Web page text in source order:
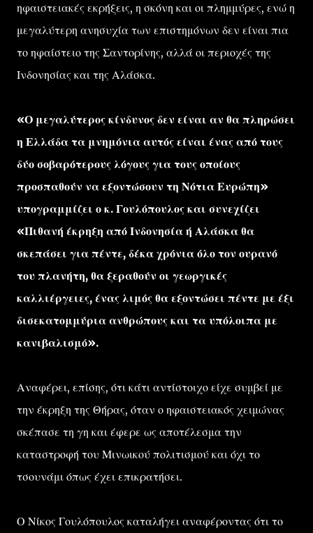
ηφαιστειακές εκρήξεις, η σκόνη και οι πλημμύρες, ενώ η
μεγαλύτερη ανησυχία των επιστημόνων δεν είναι πια
το ηφαίστειο της Σαντορίνης, αλλά οι περιοχές της
Ινδονησίας και της Αλάσκα.
«Ο μεγαλύτερος κίνδυνος δεν είναι αν θα πληρώσει
η Ελλάδα τα μνημόνια αυτός είναι ένας από τους
δύο σοβαρότερους λόγους για τους οποίους
προσπαθούν να εξοντώσουν τη Νότια Ευρώπη»
υπογραμμίζει ο κ. Γουλόπουλος και συνεχίζει
«Πιθανή έκρηξη από Ινδονησία ή Αλάσκα θα
σκεπάσει για πέντε, δέκα χρόνια όλο τον ουρανό
του πλανήτη, θα ξεραθούν οι γεωργικές
καλλιέργειες, ένας λιμός θα εξοντώσει πέντε με έξι
δισεκατομμύρια ανθρώπους και τα υπόλοιπα με
κανιβαλισμό».
Αναφέρει, επίσης, ότι κάτι αντίστοιχο είχε συμβεί με
την έκρηξη της Θήρας, όταν ο ηφαιστειακός χειμώνας
σκέπασε τη γη και έφερε ως αποτέλεσμα την
καταστροφή του Μινωικού πολιτισμού και όχι το
τσουνάμι όπως έχει επικρατήσει.
Ο Νίκος Γουλόπουλος καταλήγει αναφέροντας ότι το